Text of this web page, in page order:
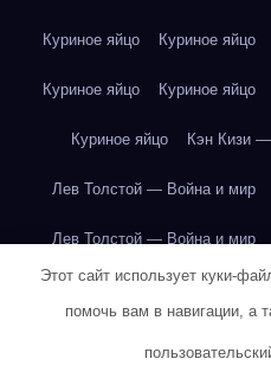
Куриное яйцо Куриное яйцо
Куриное яйцо Куриное яйцо
Куриное яйцо Кэн Кизи
Лев Толстой — Война и мир
Лев Толстой — Война и мир
Лев Толстой — Война и мир
Этот сайт использует куки-
помочь вам в навигации, а